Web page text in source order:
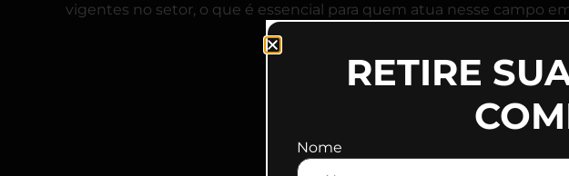
vigentes no setor, o que é essencial para quem atua nesse campo
RETIRE
Nome